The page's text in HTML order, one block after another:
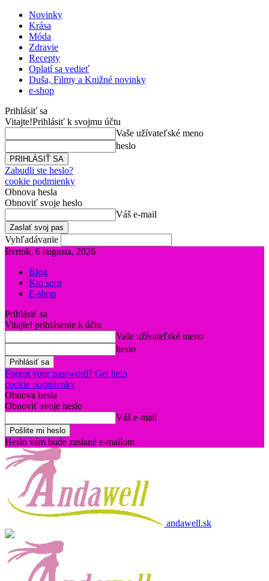
Novinky
Krása
Móda
Zdravie
Recepty
Oplatí sa vedieť
Duša, Filmy a Knižné novinky
e-shop
Prihlásiť sa
Vitajte!Prihlásiť k svojmu účtu
Vaše užívateľské meno
heslo
Zabudli ste heslo?
cookie podmienky
Obnova hesla
Obnoviť svoje heslo
Váš e-mail
Vyhľadávanie
štvrtok, 6 augusta, 2026
Blog
Kto som
E-shop
Prihlásiť sa
Vitajte! prihlásenie k účtu
Vaše užívateľské meno
heslo
Forgot your password? Get help
cookie podmienky
Obnova hesla
Obnoviť svoje heslo
Váš e-mail
Heslo vám bude zaslané e-mailom
andawell.sk